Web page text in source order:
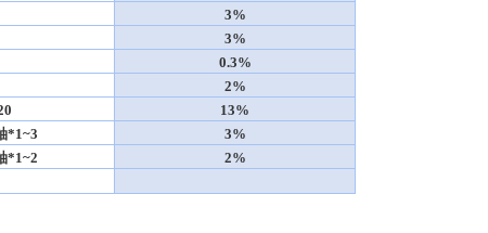
3%
3%
0.3%
2%
13%
*1~3
3%
*1~2
2%